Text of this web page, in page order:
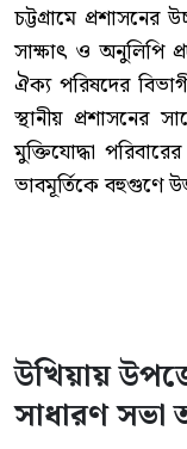
চট্টগ্রামে প্রশাসনের
সাক্ষাৎ ও অনুলিপি
ঐক্য পরিষদের
স্থানীয় প্রশাসনের
মুক্তিযোদ্ধা
ভাবমূর্তিকে বহুগুণে
উখিয়ায়
সাধারণ সভা